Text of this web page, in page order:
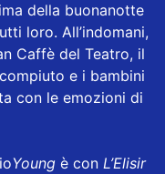
della buonanotte
loro. All’indomani,
Caffè del Teatro, il
e i bambini
con le emozioni di
Young è con L’Elisir